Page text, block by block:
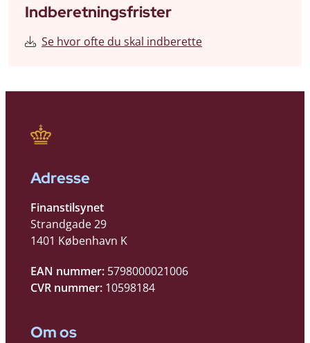
Indberetningsfrister
Se hvor ofte du skal indberette
Adresse
Finanstilsynet
Strandgade 29
1401 København K
EAN nummer: 5798000021006
CVR nummer: 10598184
Om os